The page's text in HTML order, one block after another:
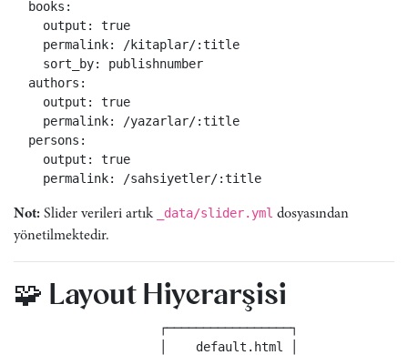
books :
output :
true
permalink:
/kitaplar/:title
sort_by:
publishnumber
authors :
output :
true
permalink:
/yazarlar/:title
persons :
output :
true
permalink: /sahsiyetler/:title
Not: Slider verileri artık _data/slider.yml dosyasından
yönetilmektedir.
🧩 Layout Hiyerarşisi
                    ┌─────────────────┐
                    │    default.html │